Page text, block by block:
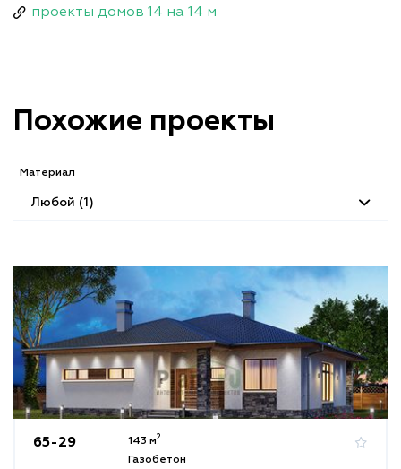
проекты домов 14 на 14 м
Похожие проекты
Материал
Любой (1)
65-29 143 м2
Газобетон